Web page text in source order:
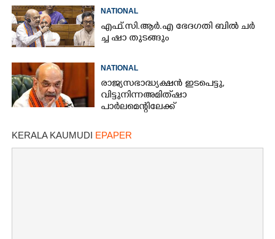
NATIONAL
എ​ഫ്.​സി.​ആ​ർ.​എ​ ​ഭേ​ദ​ഗ​തി​ ​ബിൽ ച​ർ​
ച്ച​ ​ഷാ​ ​തുടങ്ങും
NATIONAL
രാജ്യസഭാദ്ധ്യക്ഷൻ ഇടപെട്ടു,
വിട്ടുനിന്ന അമിത് ഷാ
പാർലമെന്റിലേക്ക്
KERALA KAUMUDI EPAPER